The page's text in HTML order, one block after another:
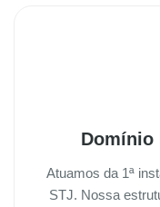
Domínio
Atuamos da 1ª
STJ. Nossa